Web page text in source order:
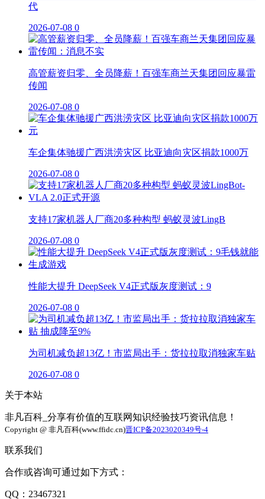
代
2026-07-08 0
高管薪资归零、全员降薪！百强车商兰天集团回应暴雷
传闻
2026-07-08 0
车企集体驰援广西洪涝灾区 比亚迪向灾区捐款1000万
2026-07-08 0
支持17家机器人厂商20多种构型 蚂蚁灵波LingB
2026-07-08 0
性能大提升 DeepSeek V4正式版灰度测试：9
2026-07-08 0
为司机减负超13亿！市监局出手：货拉拉取消独家车贴
2026-07-08 0
关于本站
非凡百科_分享有价值的互联网知识经验技巧资讯信息！
Copyright @ 非凡百科(www.ffidc.cn)晋ICP备2023020349号-4
联系我们
合作或咨询可通过如下方式：
QQ：23467321